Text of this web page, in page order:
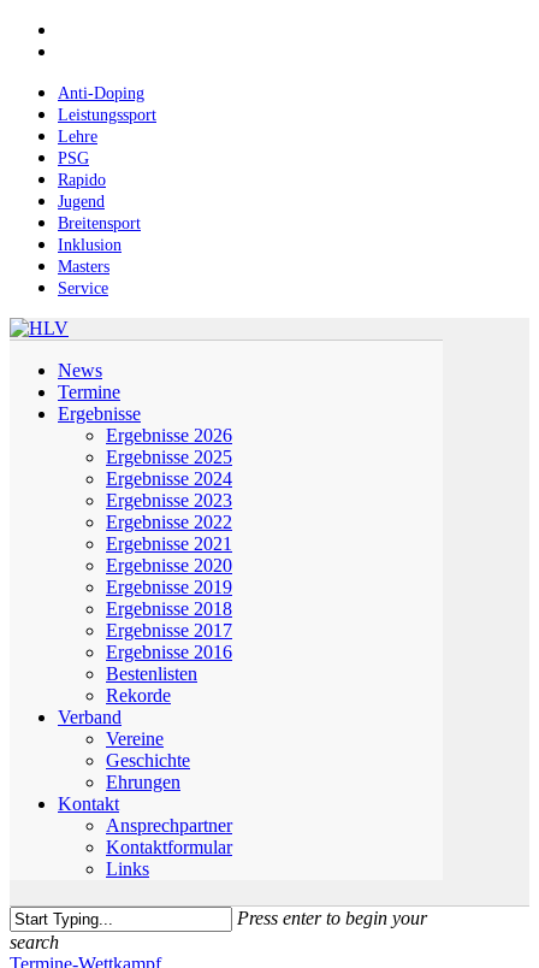
Skip
contentAnti-Doping
Leistungssport
Lehre
PSG
Rapido
Jugend
Breitensport
Inklusion
Masters
Service
News
Termine
Ergebnisse
Ergebnisse 2026
Ergebnisse 2025
Ergebnisse 2024
Ergebnisse 2023
Ergebnisse 2022
Ergebnisse 2021
Ergebnisse 2020
Ergebnisse 2019
Ergebnisse 2018
Ergebnisse 2017
Ergebnisse 2016
Bestenlisten
Rekorde
Verband
Vereine
Geschichte
Ehrungen
Kontakt
Ansprechpartner
Kontaktformular
Links
Press enter to begin your
search
Close
Termine-Wettkampf